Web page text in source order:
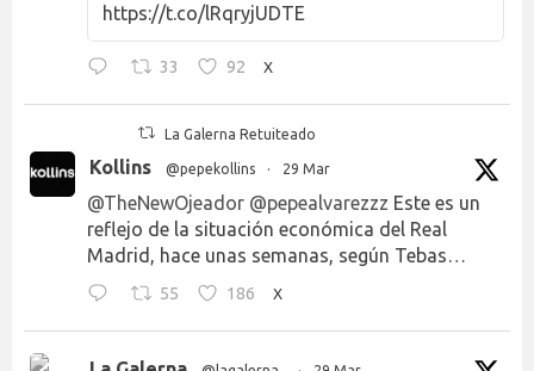
https://t.co/lRqryjUDTE
33 92 X
La Galerna Retuiteado
Kollins @pepekollins · 29 Mar
@TheNewOjeador @pepealvarezzz Este es un
reflejo de la situación económica del Real
Madrid, hace unas semanas, según Tebas…
55 186 X